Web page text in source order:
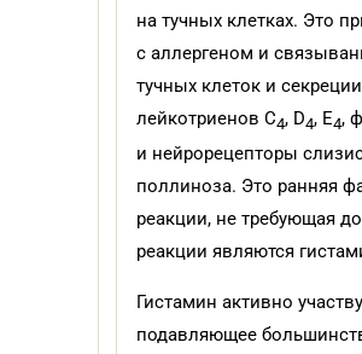
на тучных клетках. Это
с аллергеном и
тучных клеток и
лейкотриенов С4, D4, E4,
и нейрорецепторы
поллиноза. Это ранняя
реакции, не требующая
реакции являются
Гистамин активно
подавляющее